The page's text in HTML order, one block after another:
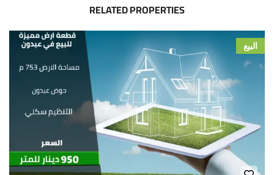
RELATED PROPERTIES
البيع